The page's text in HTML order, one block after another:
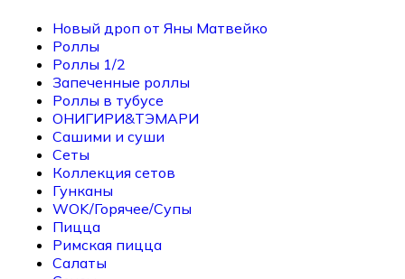
Новый дроп от Яны Матвейко
Роллы
Роллы 1/2
Запеченные роллы
Роллы в тубусе
ОНИГИРИ&ТЭМАРИ
Сашими и суши
Сеты
Коллекция сетов
Гунканы
WOK/Горячее/Супы
Пицца
Римская пицца
Салаты